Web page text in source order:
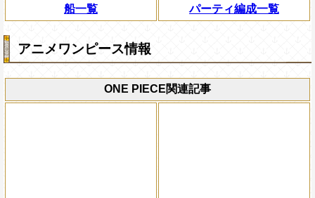
船一覧 パーティ編成一覧
アニメワンピース情報
ONE PIECE関連記事